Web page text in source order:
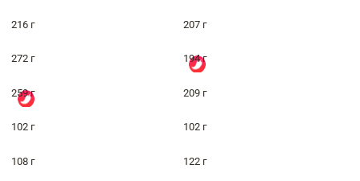
216 г 207 г
272 г 194 г
259 г 209 г
102 г 102 г
108 г 122 г